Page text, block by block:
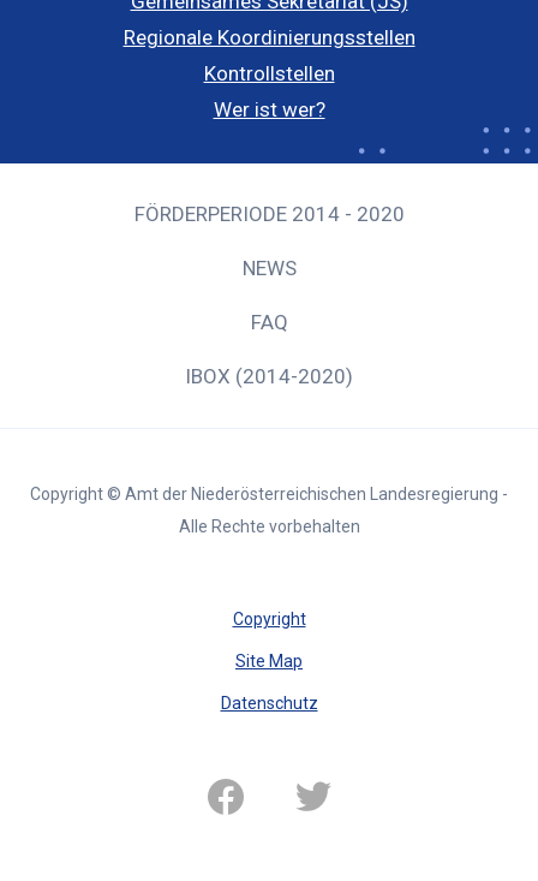
Regionale Koordinierungsstellen
Kontrollstellen
Wer ist wer?
FÖRDERPERIODE 2014 - 2020
NEWS
FAQ
IBOX (2014-2020)
Copyright © Amt der Niederösterreichischen Landesregierung -
Alle Rechte vorbehalten
Copyright
Site Map
Datenschutz